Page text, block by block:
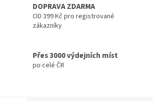
DOPRAVA ZDARMA
OD 399 Kč pro registrované
zákazníky
Přes 3000 výdejních míst
po celé ČR